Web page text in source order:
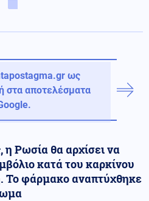
ως
στα αποτελέσματα
Ρωσία θα αρχίσει να
κατά του καρκίνου
Το φάρμακο αναπτύχθηκε